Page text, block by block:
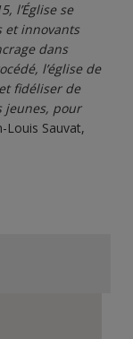
l’Église se
et innovants
dans
l’église de
fidéliser de
jeunes, pour
Louis Sauvat,